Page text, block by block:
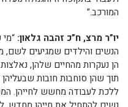
המורכב.”
יו”ר מרצ, ח”כ זהבה גלאון:
הנשים והילדים שמגיעים לשם,
הן נעקרות מהחיים שלהן,
תוך שהן סוחבות חובות
ללכת לעבודה מחשש לחייהן.